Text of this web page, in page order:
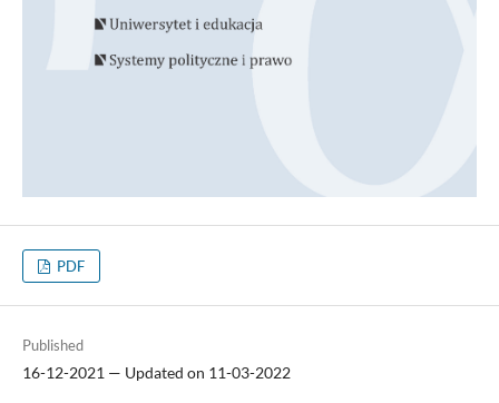
PDF
Published
16-12-2021 — Updated on 11-03-2022